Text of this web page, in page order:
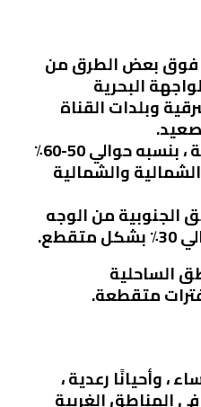
فوق بعض الطرق من
البحرية
وبلدات القناة
أمطار معتدلة إلى خفيفة ، بنسبه حوالي 50-60٪
والشمالية
الجنوبية من الوجه
الساحلية
متقطعة.
، وأحيانًا رعدية ،
حدوث حوالي 40٪ في المناطق الغربية